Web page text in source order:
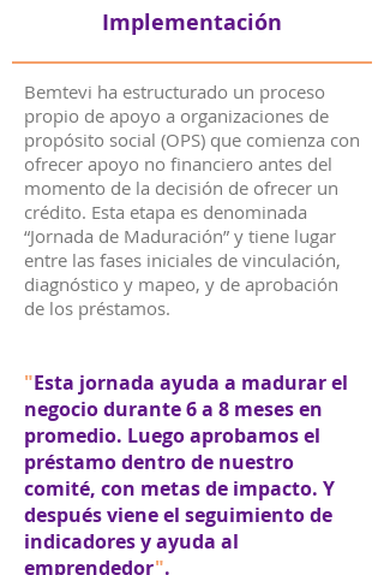
Implementación
Bemtevi ha estructurado un proceso
propio de apoyo a organizaciones de
propósito social (OPS) que comienza con
ofrecer apoyo no financiero antes del
momento de la decisión de ofrecer un
crédito. Esta etapa es denominada
“Jornada de Maduración” y tiene lugar
entre las fases iniciales de vinculación,
diagnóstico y mapeo, y de aprobación
de los préstamos.
"Esta jornada ayuda a madurar el
negocio durante 6 a 8 meses en
promedio. Luego aprobamos el
préstamo dentro de nuestro
comité, con metas de impacto. Y
después viene el seguimiento de
indicadores y ayuda al
emprendedor".